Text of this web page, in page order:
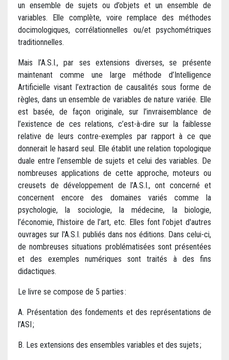
un ensemble de sujets ou d’objets et un ensemble de
variables. Elle complète, voire remplace des méthodes
docimologiques, corrélationnelles ou/et psychométriques
traditionnelles.
Mais l’A.S.I., par ses extensions diverses, se présente
maintenant comme une large méthode d’Intelligence
Artificielle visant l’extraction de causalités sous forme de
règles, dans un ensemble de variables de nature variée. Elle
est basée, de façon originale, sur l’invraisemblance de
l’existence de ces relations, c’est-à-dire sur la faiblesse
relative de leurs contre-exemples par rapport à ce que
donnerait le hasard seul. Elle établit une relation topologique
duale entre l’ensemble de sujets et celui des variables. De
nombreuses applications de cette approche, moteurs ou
creusets de développement de l’A.S.I., ont concerné et
concernent encore des domaines variés comme la
psychologie, la sociologie, la médecine, la biologie,
l’économie, l’histoire de l’art, etc. Elles font l'objet d'autres
ouvrages sur l'A.S.I. publiés dans nos éditions. Dans celui-ci,
de nombreuses situations problématisées sont présentées
et des exemples numériques sont traités à des fins
didactiques.
Le livre se compose de 5 parties :
A. Présentation des fondements et des représentations de
l’ASI ;
B. Les extensions des ensembles variables et des sujets ;